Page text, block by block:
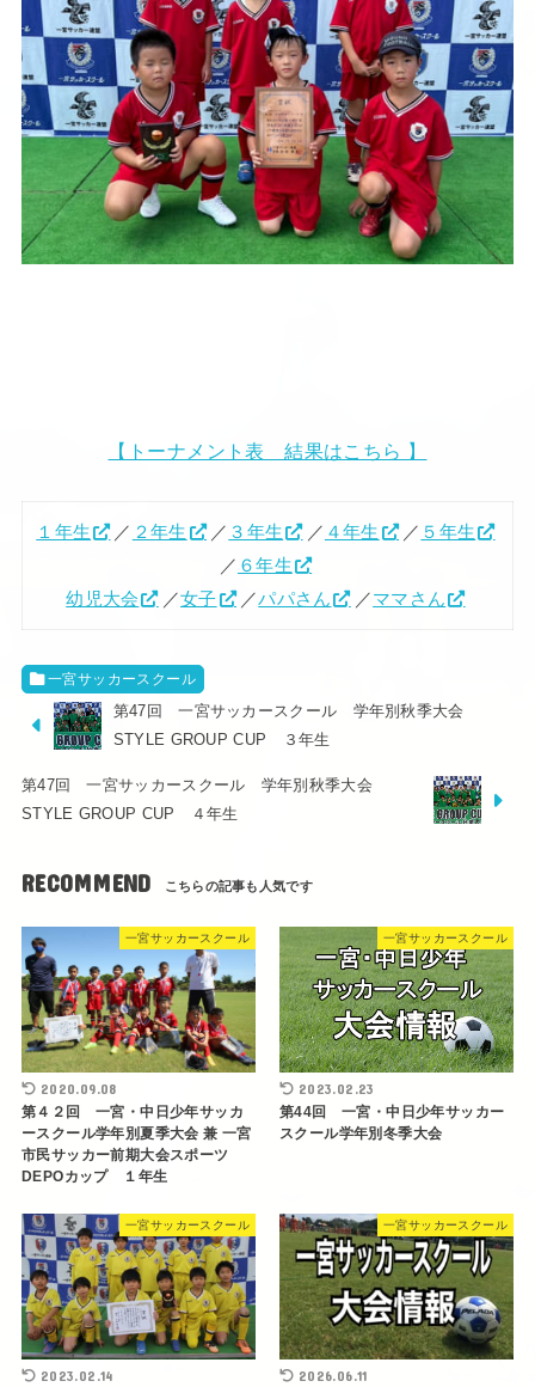
【トーナメント表 結果はこちら 】
１年生 ／ ２年生 ／ ３年生 ／ ４年生 ／ ５年生
／ ６年生
幼児大会
／女子 ／パパさん ／ママさん
一宮サッカースクール
第47回 一宮サッカースクール 学年別秋季大会
STYLE GROUP CUP ３年生
第47回 一宮サッカースクール 学年別秋季大会
STYLE GROUP CUP ４年生
RECOMMEND
一宮サッカースクール
2020.09.08
第４２回 一宮・中日少年サッカ
ースクール学年別夏季大会 兼 一宮
市民サッカー前期大会スポーツ
DEPOカップ １年生
一宮サッカースクール
2023.02.23
第44回 一宮・中日少年サッカー
スクール学年別冬季大会
一宮サッカースクール
2023.02.14
一宮サッカースクール
2026.06.11